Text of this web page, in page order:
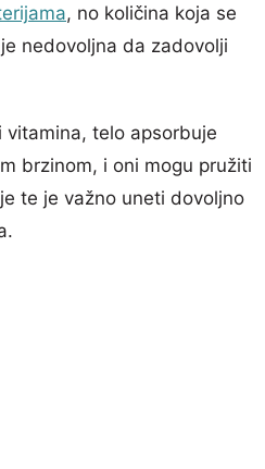
, no količina koja se
nedovoljna da zadovolji
vitamina, telo apsorbuje
brzinom, i oni mogu pružiti
te je važno uneti dovoljno